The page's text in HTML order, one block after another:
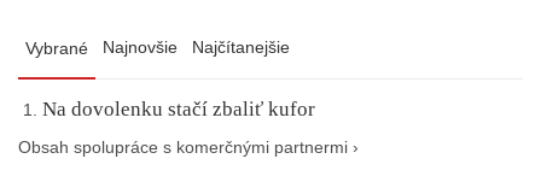
Vybrané Najnovšie Najčítanejšie
Na dovolenku stačí zbaliť kufor
Obsah spolupráce s komerčnými partnermi ›